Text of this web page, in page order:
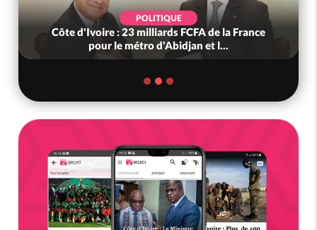
FCFA de la France
et l...
SOCIÉTÉ
Côte d'Ivoire : « On ne veut
nous », crient des